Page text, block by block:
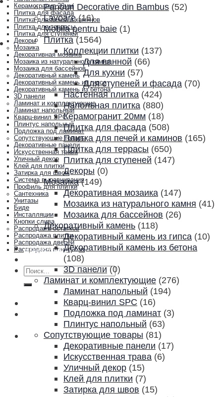
Керамогранит 20мм
Плитка для фасада
Плитка для печей и каминов
Плитка для террасы
Плитка для ступеней
Декоры
Мозаика
Декоративная мозаика
Мозаика из натурального камня
Мозаика для бассейнов
Декоративный камень
Декоративный камень из гипса
Декоративный камень из бетона
3D панели
Ламинат и комплектующие
Ламинат напольный
Кварц-винил SPC
Плинтус напольный
Подложка под ламинат
Сопутствующие товары
Декоративные панели
Искусственная трава
Уличный декор
Клей для плитки
Затирка для швов
Система выравнивания
Профиль для плитки
Сантехника
Унитазы
Биде
Инсталляции
Кнопки слива
Распродажа остатков
Распродажа плитки
Распродажа дверей
Распродажа плинтусов
Акции и скидки
Искать:
Panouri Decorative din Bambus (52)
Lavoare (16)
Mobila pentru baie (1)
Плитка (1564)
Коллекции плитки (137)
Для ванной (66)
Для кухни (57)
Для ступеней и фасада (70)
Настенная плитка (424)
Напольная плитка (880)
Керамогранит 20мм (18)
Плитка для фасада (508)
Плитка для печей и каминов (165)
Плитка для террасы (650)
Плитка для ступеней (147)
Декоры (0)
Мозаика (149)
Декоративная мозаика (147)
Мозаика из натурального камня (41)
Мозаика для бассейнов (26)
Декоративный камень (118)
Декоративный камень из гипса (10)
Декоративный камень из бетона
(108)
3D панели (0)
Ламинат и комплектующие (276)
Ламинат напольный (194)
Кварц-винил SPC (16)
Подложка под ламинат (3)
Плинтус напольный (63)
Сопутствующие товары (81)
Декоративные панели (17)
Искусственная трава (6)
Уличный декор (15)
Клей для плитки (7)
Затирка для швов (15)